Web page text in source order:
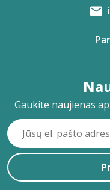
Gaukite naujienas